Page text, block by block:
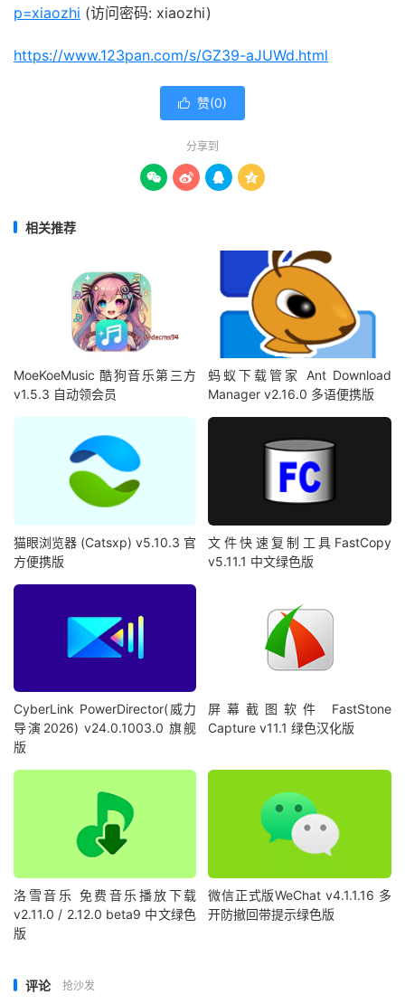
p=xiaozhi (访问密码: xiaozhi)
https://www.123pan.com/s/GZ39-aJUWd.html
 赞(0)
分享到
   
相关推荐
MoeKoeMusic 酷狗音乐第三方
v1.5.3 自动领会员
蚂蚁下载管家 Ant Download
Manager v2.16.0 多语便携版
猫眼浏览器 (Catsxp) v5.10.3 官
方便携版
文件快速复制工具FastCopy
v5.11.1 中文绿色版
CyberLink PowerDirector(威力
导演2026) v24.0.1003.0 旗舰
版
屏幕截图软件 FastStone
Capture v11.1 绿色汉化版
洛雪音乐 免费音乐播放下载
v2.11.0 / 2.12.0 beta9 中文绿色
版
微信正式版WeChat v4.1.1.16 多
开防撤回带提示绿色版
评论 抢沙发